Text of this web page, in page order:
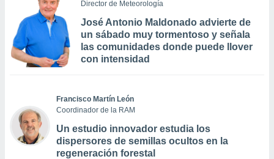
Director de Meteorología
José Antonio Maldonado advierte de
un sábado muy tormentoso y señala
las comunidades donde puede llover
con intensidad
Francisco Martín León
Coordinador de la RAM
Un estudio innovador estudia los
dispersores de semillas ocultos en la
regeneración forestal